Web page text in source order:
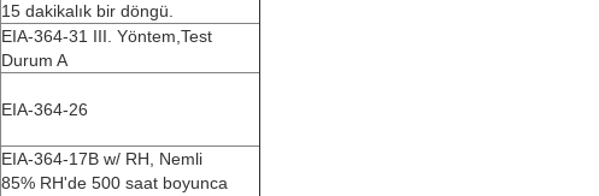
15 dakikalık bir döngü.
EIA-364-31 III. Yöntem,Test
Durum A
EIA-364-26
EIA-364-17B w/ RH, Nemli
85% RH'de 500 saat boyunca